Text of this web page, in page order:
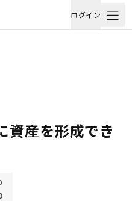
ログイン
資産を形成でき